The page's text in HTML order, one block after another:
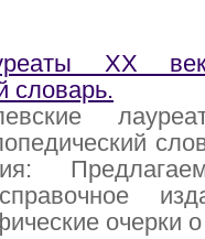
ХХ
словарь.
очерки о